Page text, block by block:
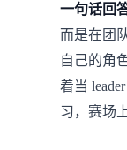
一句话回
而是在团
自己的角
着当
习，赛场